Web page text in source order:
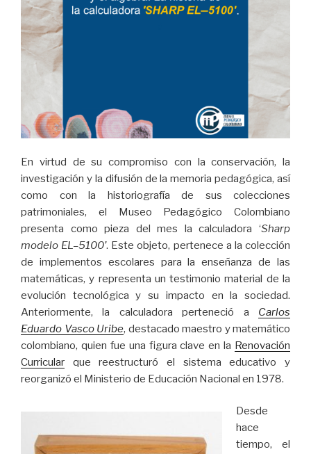
En virtud de su compromiso con la conservación, la
investigación y la difusión de la memoria pedagógica, así
como con la historiografía de sus colecciones
patrimoniales, el Museo Pedagógico Colombiano
presenta como pieza del mes la calculadora ‘Sharp
modelo EL–5100’. Este objeto, pertenece a la colección
de implementos escolares para la enseñanza de las
matemáticas, y representa un testimonio material de la
evolución tecnológica y su impacto en la sociedad.
Anteriormente, la calculadora perteneció a Carlos
Eduardo Vasco Uribe, destacado maestro y matemático
colombiano, quien fue una figura clave en la Renovación
Curricular que reestructuró el sistema educativo y
reorganizó el Ministerio de Educación Nacional en 1978.
Desde
hace
tiempo, el